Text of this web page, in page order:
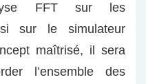
FFT sur les
sur le simulateur
maîtrisé, il sera
l’ensemble des